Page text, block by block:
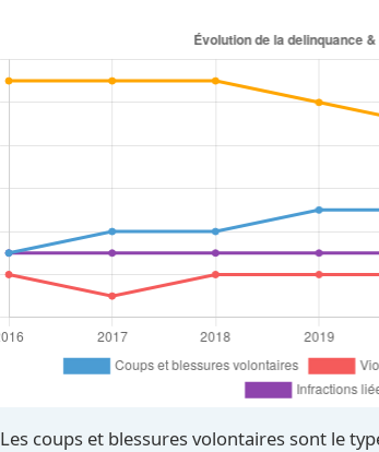
Les coups et blessures volontaires sont le